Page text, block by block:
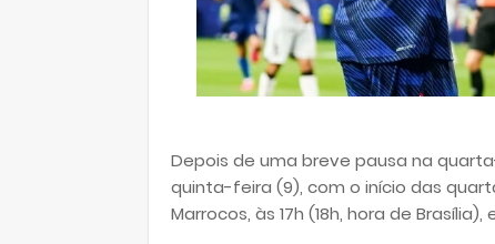
Depois de uma breve pausa na
quinta-feira (9), com o início das
Marrocos, às 17h (18h, hora de Brasília),